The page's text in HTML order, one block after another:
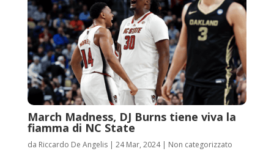
March Madness, DJ Burns tiene viva la
fiamma di NC State
da Riccardo De Angelis| 24 Mar, 2024| Non categorizzato